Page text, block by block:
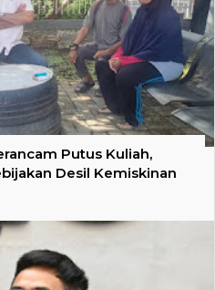
Putus Kuliah,
Desil Kemiskinan